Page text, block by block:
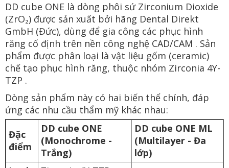
DD cube ONE là dòng phôi sứ Zirconium Dioxide
(ZrO₂) được sản xuất bởi hãng Dental Direkt
GmbH (Đức), dùng để gia công các phục hình
răng cố định trên nền công nghệ CAD/CAM . Sản
phẩm được phân loại là vật liệu gốm (ceramic)
chế tạo phục hình răng, thuộc nhóm Zirconia 4Y-
TZP .
Dòng sản phẩm này có hai biến thể chính, đáp
ứng các nhu cầu thẩm mỹ khác nhau:
Đặc
điểm
DD cube ONE
(Monochrome -
Trắng)
DD cube ONE ML
(Multilayer - Đa
lớp)